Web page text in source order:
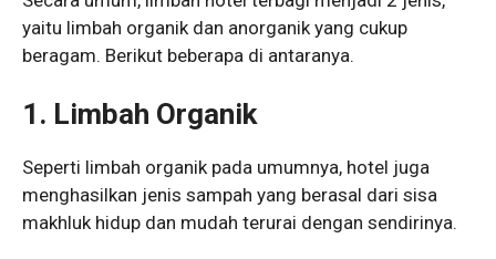
yaitu limbah organik dan anorganik yang cukup
beragam. Berikut beberapa di antaranya.
1. Limbah Organik
Seperti limbah organik pada umumnya, hotel juga
menghasilkan jenis sampah yang berasal dari sisa
makhluk hidup dan mudah terurai dengan sendirinya.